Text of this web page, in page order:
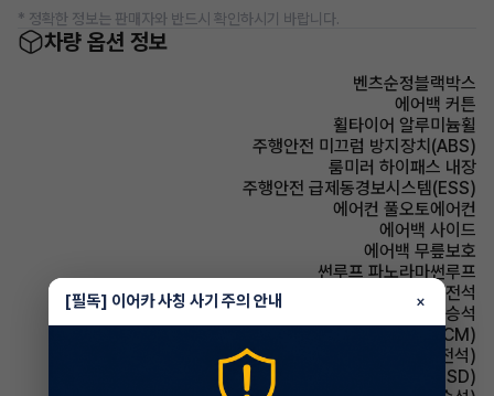
* 정확한 정보는 판매자와 반드시 확인하시기 바랍니다.
차량 옵션 정보
벤츠순정블랙박스
에어백 커튼
휠타이어 알루미늄휠
주행안전 미끄럼 방지장치(ABS)
룸미러 하이패스 내장
주행안전 급제동경보시스템(ESS)
에어컨 풀오토에어컨
에어백 사이드
에어백 무릎보호
썬루프 파노라마썬루프
에어백 운전석
에어백 동승석
룸미러 전자식 룸미러(ECM)
시트 전동시트(운전석)
주행안전 후측방경보시스템(BSD)
[필독] 이어카 사칭 사기 주의 안내 ×